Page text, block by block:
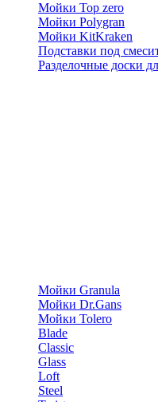
Мойки Top zero
Мойки Polygran
Мойки KitKraken
Подставки под
Разделочные доски
Мойки Granula
Мойки Dr.Gans
Мойки Tolero
Blade
Classic
Glass
Loft
Steel